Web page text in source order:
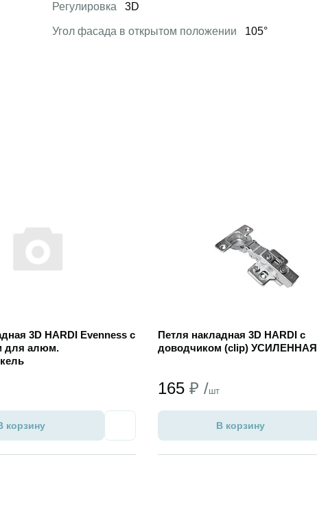
Регулировка 3D
Угол фасада в открытом положении 105°
3D HARDI Evenness с
для алюм.
корзину
Петля накладная 3D HARDI с
доводчиком (clip) УСИЛЕННАЯ
165 ₽ /шт
В корзину